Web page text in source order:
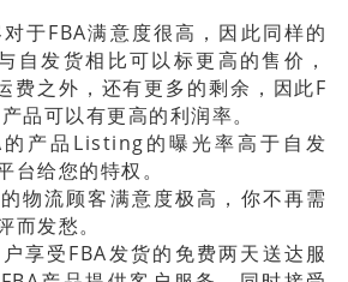
于FBA满意度很高，因此同样的
自发货相比可以标更高的售价，
费之外，还有更多的剩余，因此F
品可以有更高的利润率。
产品Listing的曝光率高于自发
台给您的特权。
物流顾客满意度极高，你不再需
而发愁。
享受FBA发货的免费两天送达服